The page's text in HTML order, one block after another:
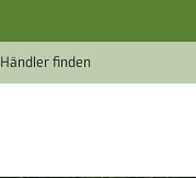
Händler finden